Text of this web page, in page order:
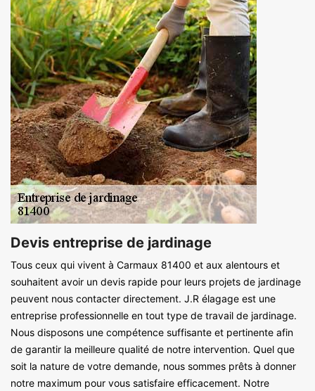
Devis entreprise de jardinage
Tous ceux qui vivent à Carmaux 81400 et aux alentours et
souhaitent avoir un devis rapide pour leurs projets de jardinage
peuvent nous contacter directement. J.R élagage est une
entreprise professionnelle en tout type de travail de jardinage.
Nous disposons une compétence suffisante et pertinente afin
de garantir la meilleure qualité de notre intervention. Quel que
soit la nature de votre demande, nous sommes prêts à donner
notre maximum pour vous satisfaire efficacement. Notre